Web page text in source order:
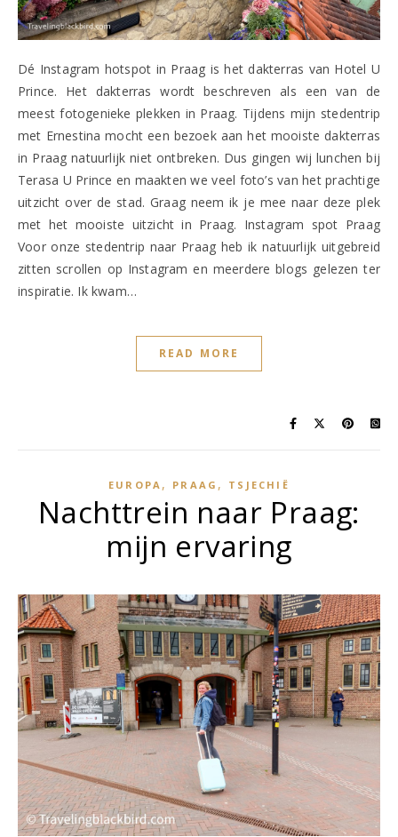
Dé Instagram hotspot in Praag is het dakterras van Hotel U
Prince. Het dakterras wordt beschreven als een van de
meest fotogenieke plekken in Praag. Tijdens mijn stedentrip
met Ernestina mocht een bezoek aan het mooiste dakterras
in Praag natuurlijk niet ontbreken. Dus gingen wij lunchen bij
Terasa U Prince en maakten we veel foto’s van het prachtige
uitzicht over de stad. Graag neem ik je mee naar deze plek
met het mooiste uitzicht in Praag. Instagram spot Praag
Voor onze stedentrip naar Praag heb ik natuurlijk uitgebreid
zitten scrollen op Instagram en meerdere blogs gelezen ter
inspiratie. Ik kwam…
READ MORE
EUROPA , PRAAG , TSJECHIË
Nachttrein naar Praag:
mijn ervaring